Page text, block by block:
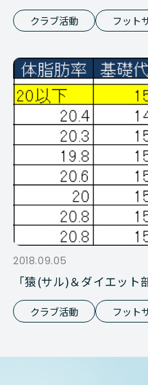
クラブ活動 フット
2018.09.05
「猿(サル)＆ダイエッ
クラブ活動 フット